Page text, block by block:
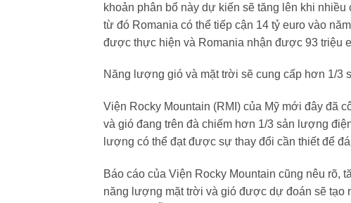
khoản phân bổ này dự kiến sẽ tăng lên khi
từ đó Romania có thể tiếp cận 14 tỷ euro vào
được thực hiện và Romania nhận được 93 triệu
Năng lượng gió và mặt trời sẽ cung cấp hơn 1/3
Viện Rocky Mountain (RMI) của Mỹ mới đây đã
và gió đang trên đà chiếm hơn 1/3 sản lượng
lượng có thể đạt được sự thay đổi cần thiết để
Báo cáo của Viện Rocky Mountain cũng nêu rõ,
năng lượng mặt trời và gió được dự đoán sẽ tạo